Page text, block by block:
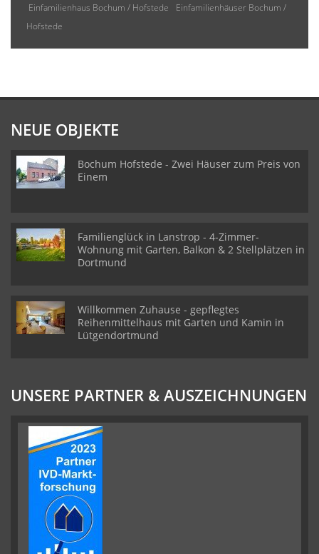
Einfamilienhaus Bochum / Hofstede
Einfamilienhäuser Bochum /
Hofstede
NEUE OBJEKTE
Bochum Hofstede - Zwei Häuser zum Preis von
Einem
Familienglück in Lanstrop - 4-Zimmer-
Wohnung mit Garten, Balkon & 2 Stellplätzen in
Dortmund
Willkommen Zuhause - gepflegtes
Reihenmittelhaus mit Garten und Kamin in
Lütgendortmund
UNSERE PARTNER & AUSZEICHNUNGEN